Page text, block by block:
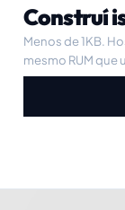
Construí
Menos de 1KB.
mesmo RUM que